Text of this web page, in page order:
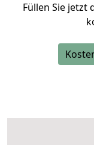
Füllen Sie jetzt